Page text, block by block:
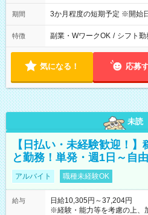
期間 3か月程度の短期予定 ※開始
特徴 副業・WワークOK / シフト勤
気になる！ 応募
未読
【日払い・未経験歓迎！
と勤務！単発・週1日～自
アルバイト 職種未経験OK
給与
日給10,305円～37,204円
※経験・能力等を考慮の上、加給